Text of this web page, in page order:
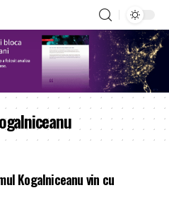
Kogalniceanu vin cu